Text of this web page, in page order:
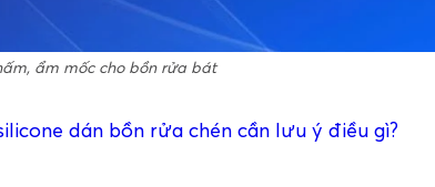
ẩm mốc cho bồn rửa bát
dán bồn rửa chén cần lưu ý điều gì?